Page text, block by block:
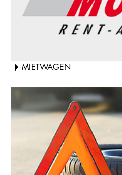
MIETWAGEN